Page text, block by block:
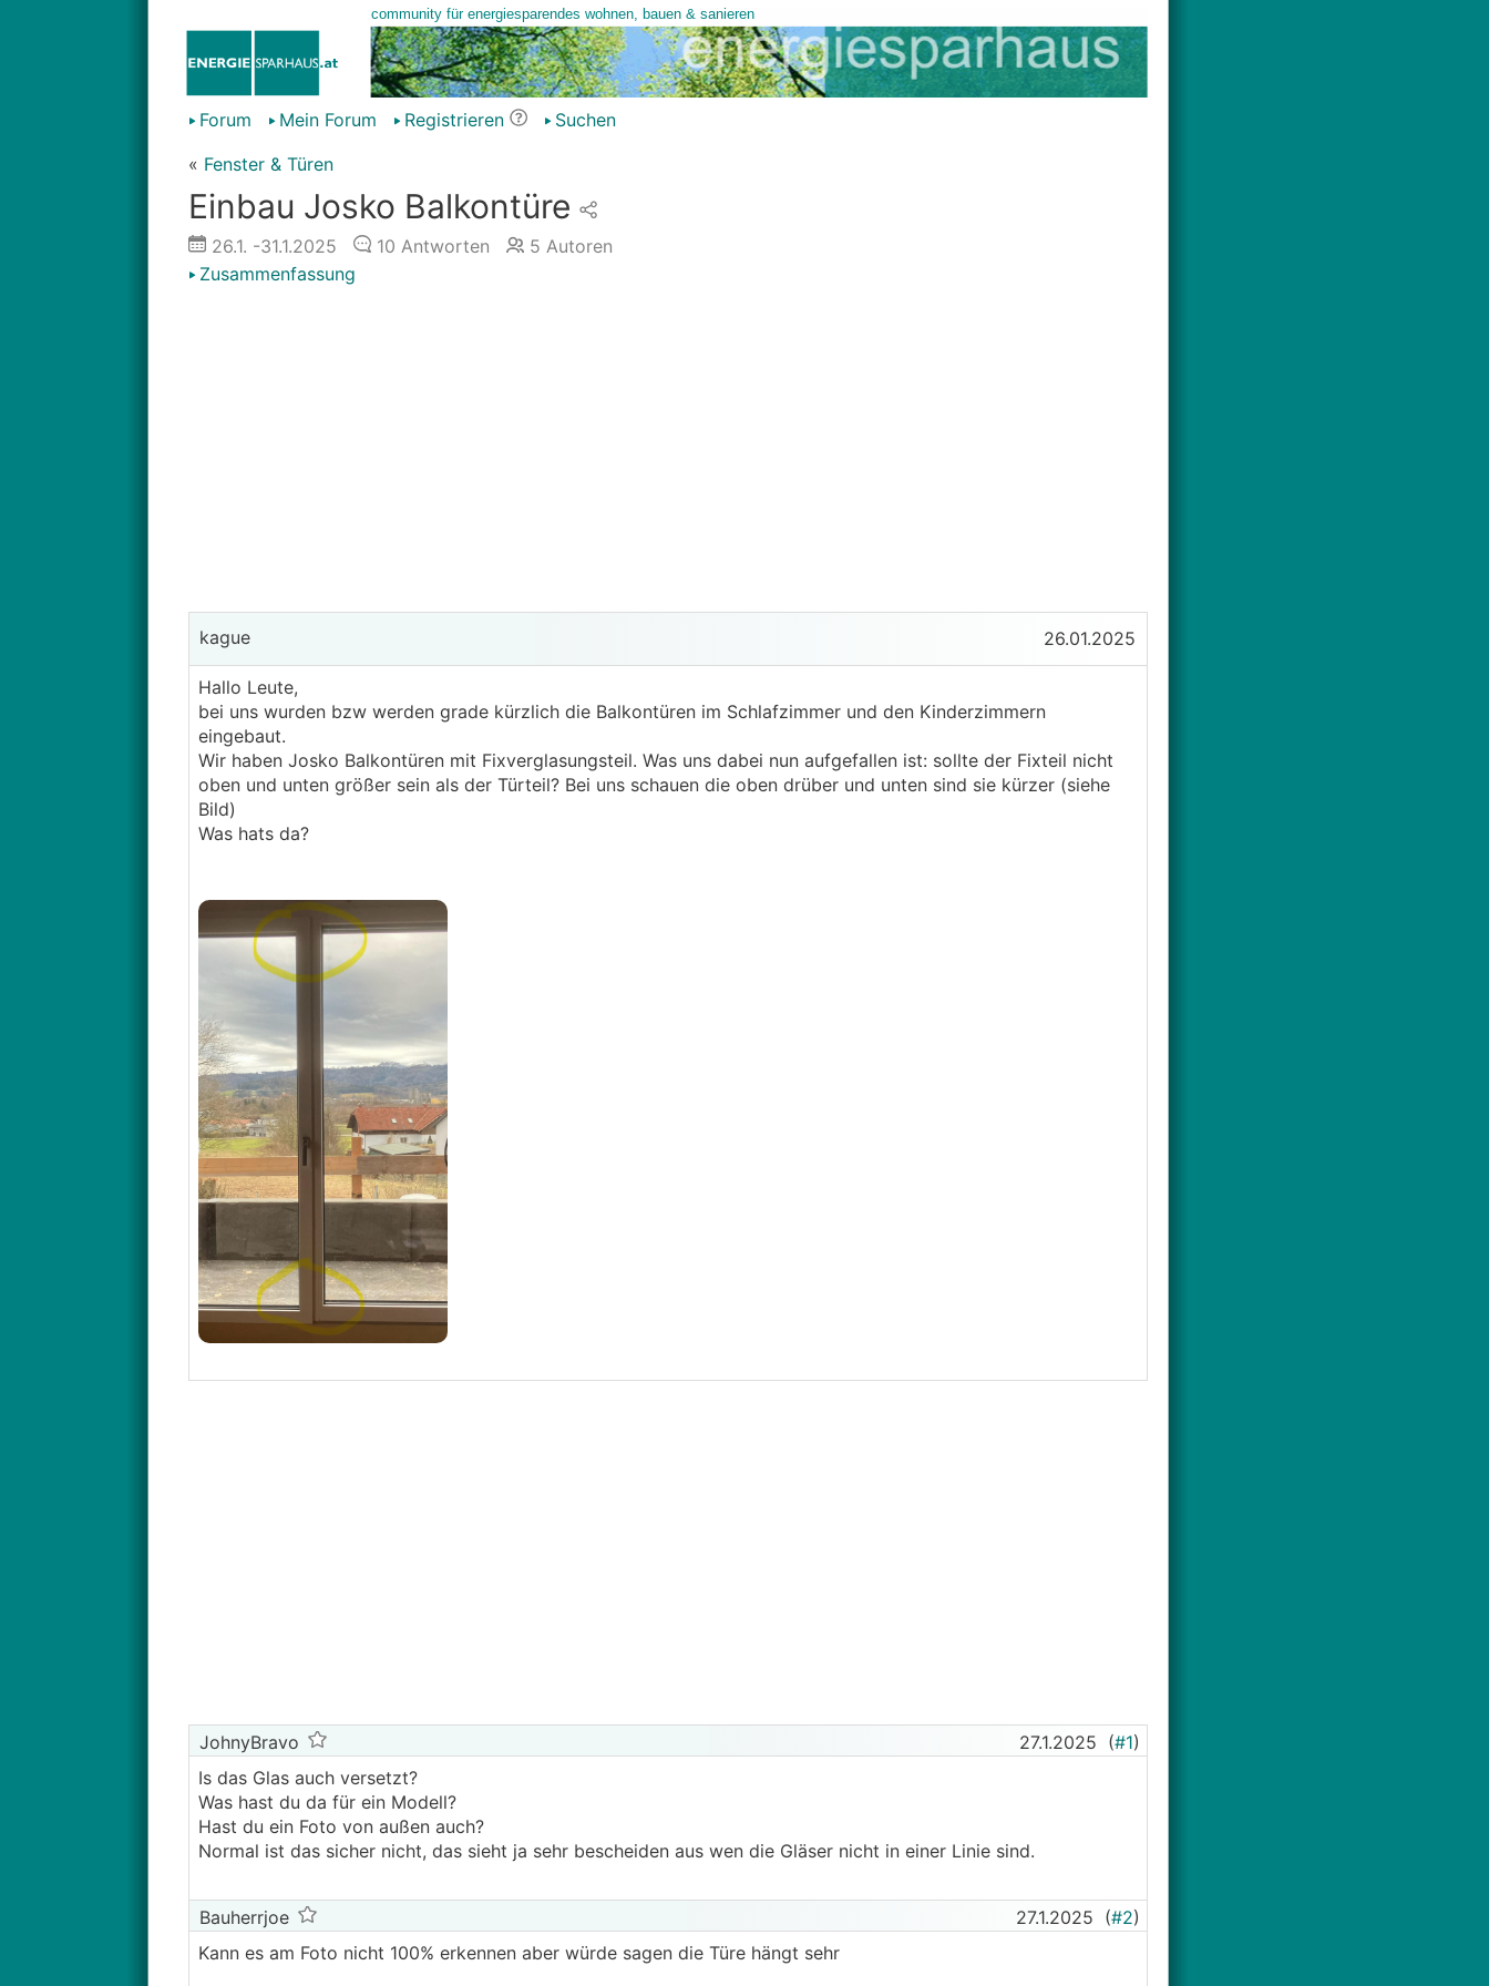
Forum Mein Forum Registrieren
Suchen
« Fenster & Türen
Einbau Josko Balkontüre
26.1. -31.1.2025 10 Antworten 5 Autoren
Zusammenfassung
kague 26.01.2025
Hallo Leute,
bei uns wurden bzw werden grade kürzlich die Balkontüren im Schlafzimmer und den Kinderzimmern
eingebaut.
Wir haben Josko Balkontüren mit Fixverglasungsteil. Was uns dabei nun aufgefallen ist: sollte der Fixteil nicht
oben und unten größer sein als der Türteil? Bei uns schauen die oben drüber und unten sind sie kürzer (siehe
Bild)
Was hats da?
JohnyBravo 27.1.2025 (#1)
Is das Glas auch versetzt?
Was hast du da für ein Modell?
Hast du ein Foto von außen auch?
Normal ist das sicher nicht, das sieht ja sehr bescheiden aus wen die Gläser nicht in einer Linie sind.
Bauherrjoe 27.1.2025 (#2)
Kann es am Foto nicht 100% erkennen aber würde sagen die Türe hängt sehr